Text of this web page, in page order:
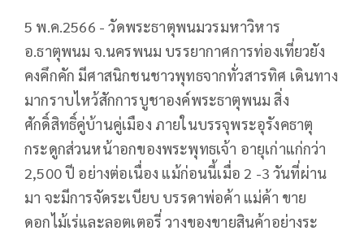
5 พ.ค.2566 - วัดพระธาตุพนมวรมหาวิหาร
อ.ธาตุพนม จ.นครพนม บรรยากาศการท่องเที่ยวยัง
คงคึกคัก มีศาสนิกชนชาวพุทธจากทั่วสารทิศ เดินทาง
มากราบไหว้สักการบูชาองค์พระธาตุพนม สิ่ง
ศักดิ์สิทธิ์คู่บ้านคู่เมือง ภายในบรรจุพระอุรังคธาตุ
กระดูกส่วนหน้าอกของพระพุทธเจ้า อายุเก่าแก่กว่า
2,500 ปี อย่างต่อเนื่อง แม้ก่อนนี้เมื่อ 2 -3 วันที่ผ่าน
มา จะมีการจัดระเบียบ บรรดาพ่อค้า แม่ค้า ขาย
ดอกไม้เร่และลอตเตอรี่ วางของขายสินค้าอย่างระ